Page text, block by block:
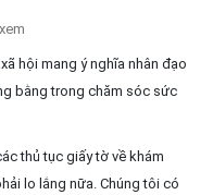
hội mang ý nghĩa nhân đạo
bằng trong chăm sóc sức
thủ tục giấy tờ về khám
lo lắng nữa. Chúng tôi có